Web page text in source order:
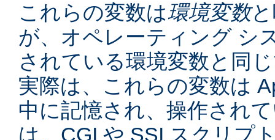
これらの変数は環境変数
が、オペレーティング シ
されている環境変数と同
実際は、これらの変数は
中に記憶され、操作され
は、CGI や SSI スクリプ